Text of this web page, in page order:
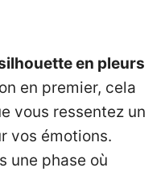
en pleurs
en premier, cela
vous ressentez un
vos émotions.
une phase où